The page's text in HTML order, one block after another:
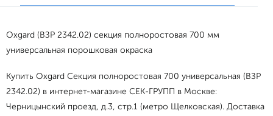
Oxgard (ВЗР 2342.02) секция полноростовая 700 мм
универсальная порошковая окраска
Купить Oxgard Секция полноростовая 700 универсальная (ВЗР
2342.02) в интернет-магазине СЕК-ГРУПП в Москве:
Черницынский проезд, д.3, стр.1 (метро Щелковская). Доставка